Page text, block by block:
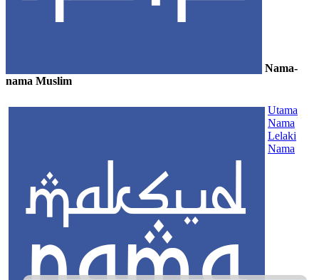
Nama-
nama Muslim
Utama
Nama
Lelaki
Nama